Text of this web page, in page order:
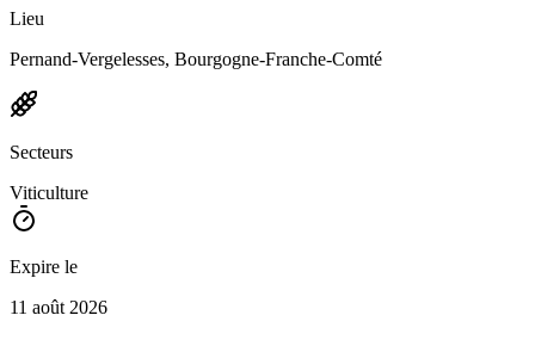
Lieu
Pernand-Vergelesses, Bourgogne-Franche-Comté
Secteurs
Viticulture
Expire le
11 août 2026